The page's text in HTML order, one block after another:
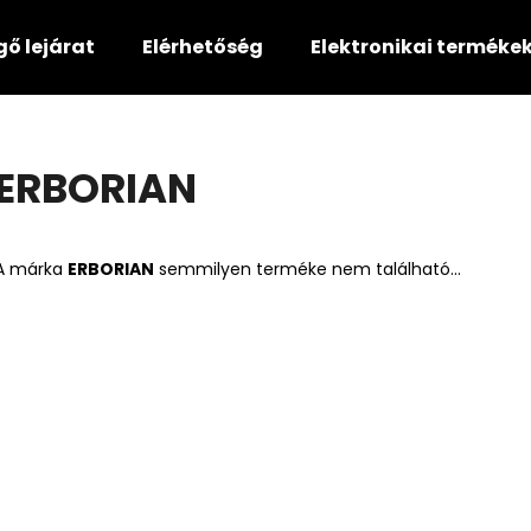
lejárat Elérhetőség Elektronikai
márka ERBORIAN semmilyen terméke nem található...